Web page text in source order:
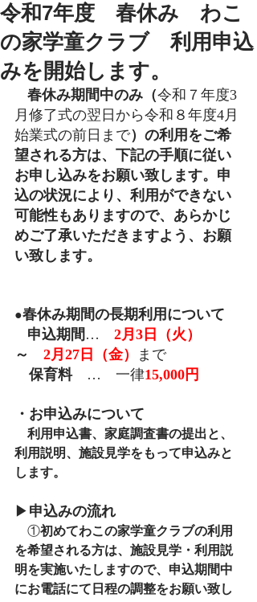
令和7年度 春休み わこ
の家学童クラブ 利用申込
みを開始します。
春休み期間中のみ（令和７年度3
月修了式の翌日から令和８年度4月
始業式の前日まで）の利用をご希
望される方は、下記の手順に従い
お申し込みをお願い致します。申
込の状況により、利用ができない
可能性もありますので、あらかじ
めご了承いただきますよう、お願
い致します。
●春休み期間の長期利用について
申込期間 … 2月3日（火）
～ 2月27日（金）
まで
保育料 …　一律15,000円
・お申込みについて
利用申込書、家庭調査書の提出と、
利用説明、施設見学をもって申込みと
します。
▶ 申込みの流れ
①初めてわこの家学童クラブの利用
を希望される方は、施設見学・利用説
明を実施いたしますので、申込期間中
にお電話にて日程の調整をお願い致し